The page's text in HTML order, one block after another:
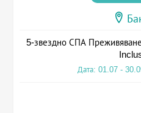
5-звездно СПА
Дата: 01.07 -